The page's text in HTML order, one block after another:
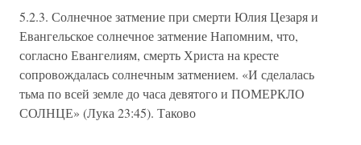
5.2.3. Солнечное затмение при смерти Юлия Цезаря и
Евангельское солнечное затмение Напомним, что,
согласно Евангелиям, смерть Христа на кресте
сопровождалась солнечным затмением. «И сделалась
тьма по всей земле до часа девятого и ПОМЕРКЛО
СОЛНЦЕ» (Лука 23:45). Таково